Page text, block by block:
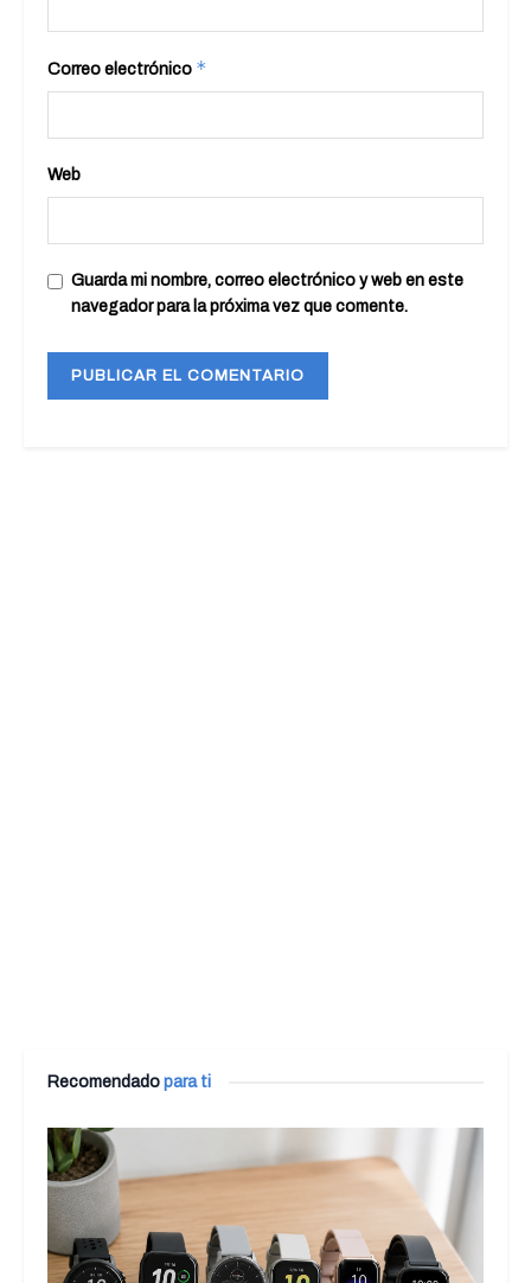
Correo electrónico *
Web
Guarda mi nombre, correo electrónico y web en este
navegador para la próxima vez que comente.
Recomendado para ti